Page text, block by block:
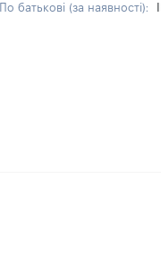
По батькові (за наявності):